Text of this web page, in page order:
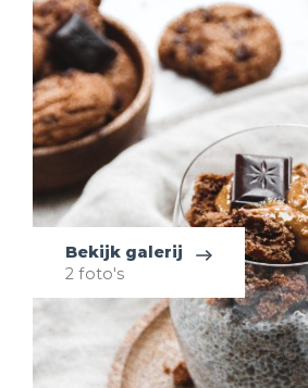
Bekijk galerij
2 foto's